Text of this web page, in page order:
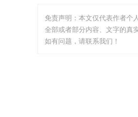
免责声明：本文仅代表作者个
全部或者部分内容、文字的真
如有问题，请联系我们！